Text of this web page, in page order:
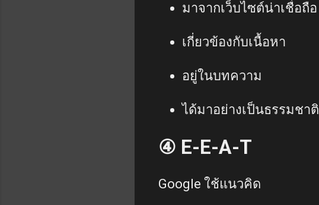
มาจากเว็บไซต์น่าเชื่อถือ
เกี่ยวข้องกับเนื้อหา
อยู่ในบทความ
ได้มาอย่างเป็นธรรมชาติ
④ E-E-A-T
Google ใช้แนวคิด